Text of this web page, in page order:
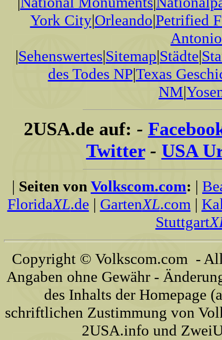
York City|Orleando|Petrified
Antonio
|Sehenswertes|Sitemap|Städte|
des Todes NP|Texas
NM|
2USA.de auf: -
Twitter - USA
| Seiten von Volkscom.com: |
FloridaXL.de | GartenXL.com|
Stuttgart
Copyright © Volkscom.com -
Angaben ohne Gewähr -
des Inhalts der Homepage
schriftlichen Zustimmung von
2USA.info und